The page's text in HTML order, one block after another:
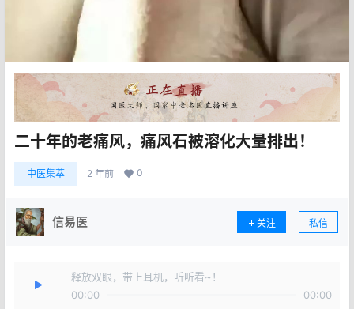
二十年的老痛风，痛风石被溶化大量排出！
中医集萃 2 年前 0
信易医 关注 私信
释放双眼，带上耳机，听听看~！
00:00
00:00